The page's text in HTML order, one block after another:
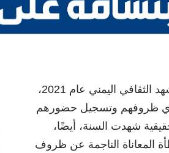
ككل سنوات الحرب، التي ما زال يعيشها اليمن، يطوي المشهد الثقافي اليمني عام 2021،
ظروفهم وتسجيل حضورهم
شهدت السنة، أيضًا،
المعاناة الناجمة عن ظروف